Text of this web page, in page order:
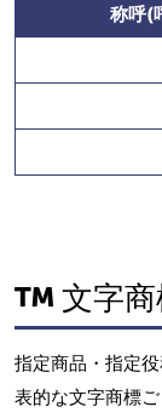
称呼(
文字
指定商品・指定
表的な文字商標